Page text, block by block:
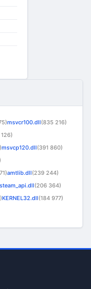
msvcr100.dll(835 216)
msvcp120.dll(391 860)
amtlib.dll(239 244)
steam_api.dll(206 364)
KERNEL32.dll(184 977)